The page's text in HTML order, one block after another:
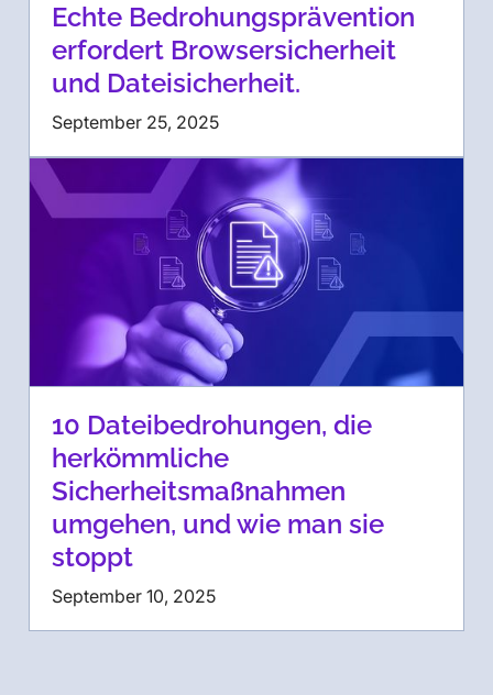
Echte Bedrohungsprävention
erfordert Browsersicherheit
und Dateisicherheit.
September 25, 2025
10 Dateibedrohungen, die
herkömmliche
Sicherheitsmaßnahmen
umgehen, und wie man sie
stoppt
September 10, 2025